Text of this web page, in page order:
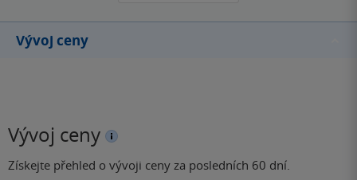
Vývoj ceny
Vývoj ceny
Získejte přehled o vývoji ceny za posledních 60 dní.